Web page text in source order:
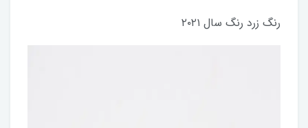
رنگ زرد رنگ سال ۲۰۲۱